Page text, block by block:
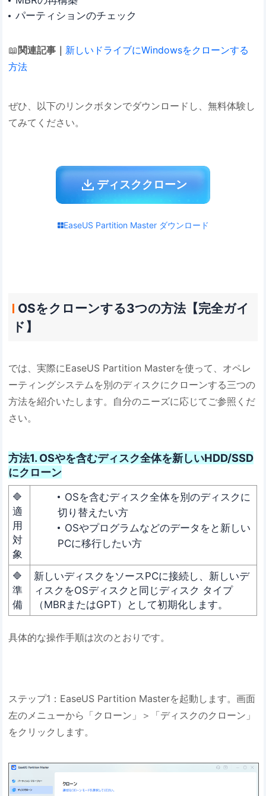
パーティションのチェック
📖関連記事｜ 新しいドライブにWindowsをクローンする
方法
ぜひ、以下のリンクボタンでダウンロードし、無料体験し
てみてください。
ディスククローン
EaseUS Partition Master ダウンロード
OSをクローンする3つの方法【完全ガイ
ド】
では、実際にEaseUS Partition Masterを使って、オペレ
ーティングシステムを別のディスクにクローンする三つの
方法を紹介いたします。自分のニーズに応じてご参照くだ
さい。
方法1. OSやを含むディスク全体を新しいHDD/SSD
にクローン
🔷
適
用
対
象
OSを含むディスク全体を別のディスクに
切り替えたい方
OSやプログラムなどのデータをと新しい
PCに移行したい方
🔷
準
備
新しいディスクをソースPCに接続し、新しいデ
ィスクをOSディスクと同じディスク タイプ
（MBRまたはGPT）として初期化します。
具体的な操作手順は次のとおりです。
ステップ1：EaseUS Partition Masterを起動します。画面
左のメニューから「クローン」＞「ディスクのクローン」
をクリックします。